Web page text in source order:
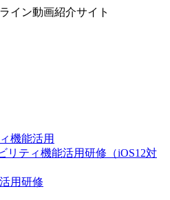
イン動画紹介サイト
機能活用
リティ機能活用研修（iOS12対
用研修